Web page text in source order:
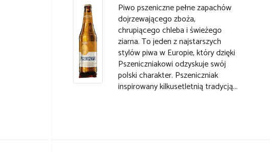
Piwo pszeniczne pełne zapachów
dojrzewającego zboża,
chrupiącego chleba i świeżego
ziarna. To jeden z najstarszych
stylów piwa w Europie, który dzięki
Pszeniczniakowi odzyskuje swój
polski charakter. Pszeniczniak
inspirowany kilkusetletnią tradycją...